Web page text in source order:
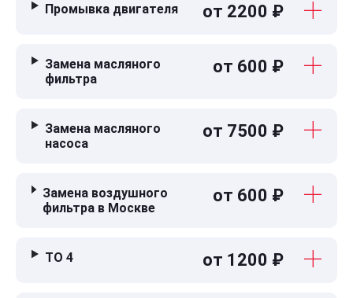
Промывка двигателя от 2200 ₽
Замена масляного
фильтра
от 600 ₽
Замена масляного
насоса
от 7500 ₽
Замена воздушного
фильтра в Москве
от 600 ₽
ТО 4 от 1200 ₽